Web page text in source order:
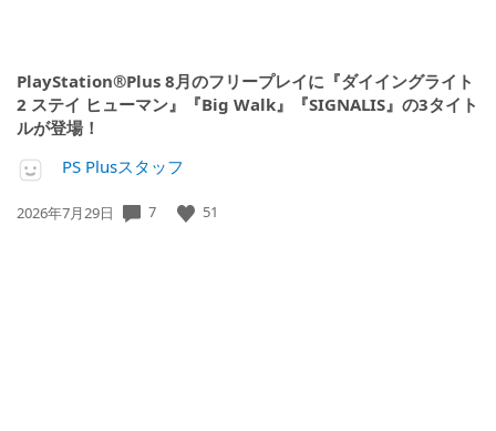
PlayStation®Plus 8月のフリープレイに『ダイイングライト
2 ステイ ヒューマン』『Big Walk』『SIGNALIS』の3タイト
ルが登場！
PS Plusスタッフ
公
2026年7月29日 7 51